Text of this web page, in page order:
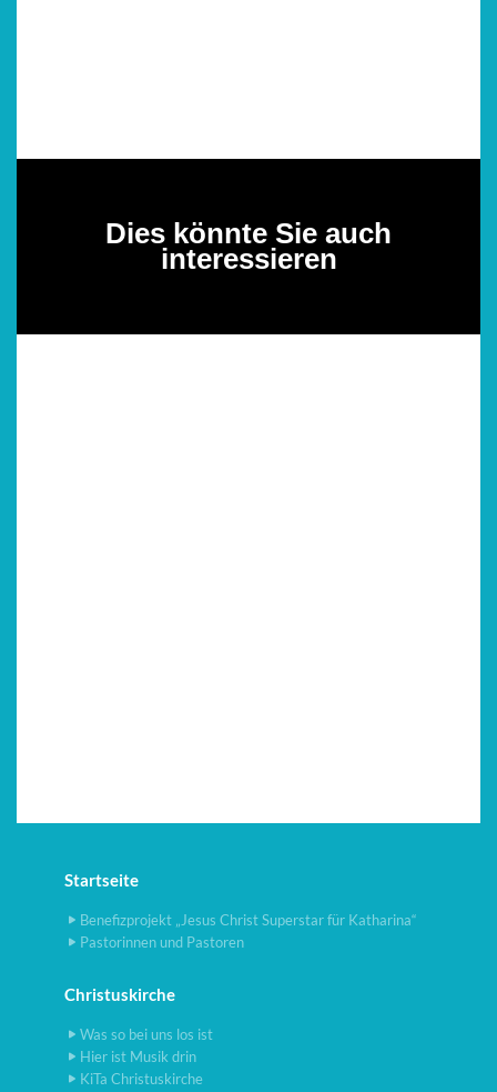
Dies könnte Sie auch
interessieren
Startseite
Benefizprojekt „Jesus Christ Superstar für Katharina“
Pastorinnen und Pastoren
Christuskirche
Was so bei uns los ist
Hier ist Musik drin
KiTa Christuskirche